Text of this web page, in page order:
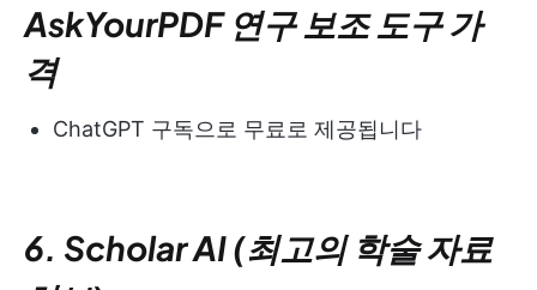
AskYourPDF 연구 보조 도구 가
격
ChatGPT 구독으로 무료로 제공됩니다
6. Scholar AI (최고의 학술 자료